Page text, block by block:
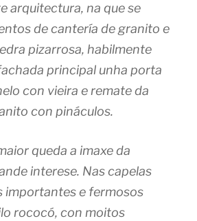
arquitectura, na que se
de cantería de granito e
pizarrosa, habilmente
principal unha porta
con vieira e remate da
con pináculos.
queda a imaxe da
interese. Nas capelas
importantes e fermosos
rococó, con moitos